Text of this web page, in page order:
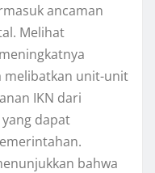
ancaman
Melihat
melibatkan unit-unit
IKN dari
dapat
bahwa